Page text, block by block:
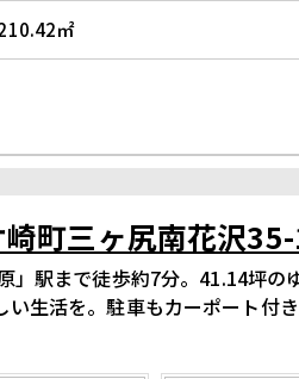
町三ヶ尻南花沢
」駅まで徒歩約7分。41.14坪の
い生活を。駐車もカーポート付